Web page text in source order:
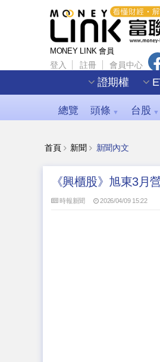
MONEY LINK 會員
登入 註冊 會員中心
證期權
總覽 頭條 ▼ 台股 ▼
首頁 新聞 新聞內文
《興櫃股》旭東3月
時報新聞 2026/04/09 15:22